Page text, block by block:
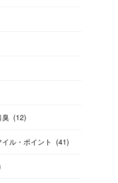
臭 (12)
ル・ポイント (41)